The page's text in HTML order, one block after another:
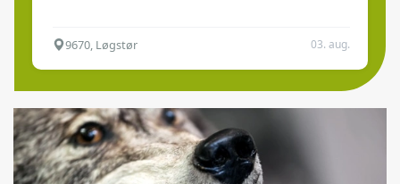
9670, Løgstør 03. aug.